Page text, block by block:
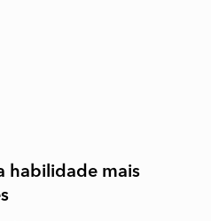
habilidade mais